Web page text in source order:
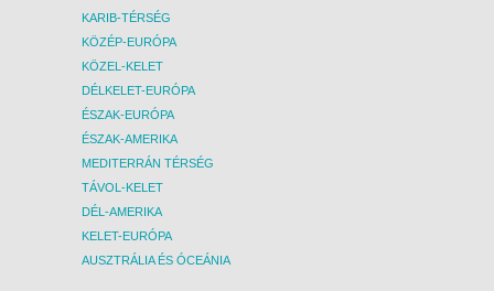
KARIB-TÉRSÉG
KÖZÉP-EURÓPA
KÖZEL-KELET
DÉLKELET-EURÓPA
ÉSZAK-EURÓPA
ÉSZAK-AMERIKA
MEDITERRÁN TÉRSÉG
TÁVOL-KELET
DÉL-AMERIKA
KELET-EURÓPA
AUSZTRÁLIA ÉS ÓCEÁNIA